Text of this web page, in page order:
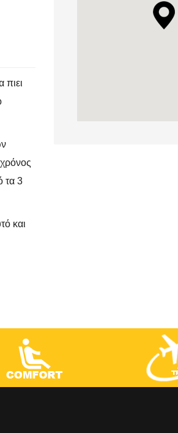
τα 3
και